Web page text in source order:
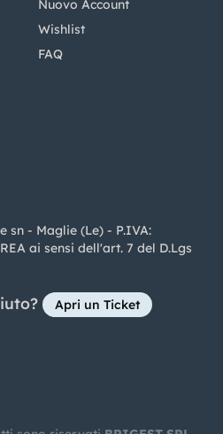
Nuovo Account
Wishlist
FAQ
sn - Maglie (Le) - P.IVA:
ai sensi dell'art. 7 del D.Lgs
Apri un Ticket